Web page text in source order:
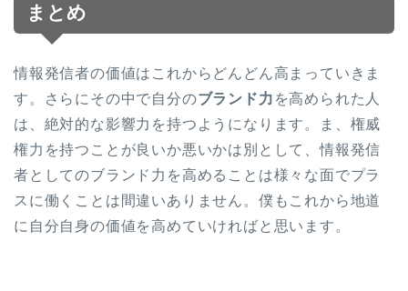
まとめ
情報発信者の価値はこれからどんどん高まっていきま
す。さらにその中で自分のブランド力 を高められた人
は、絶対的な影響力を持つようになります。ま、権威
権力を持つことが良いか悪いかは別として、情報発信
者としてのブランド力を高めることは様々な面でプラ
スに働くことは間違いありません。僕もこれから地道
に自分自身の価値を高めていければと思います。